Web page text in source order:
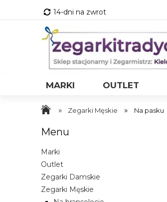
14-dni na zwrot
MARKI OUTLET
» Zegarki Męskie » Na pasku
Menu
Marki
Outlet
Zegarki Damskie
Zegarki Męskie